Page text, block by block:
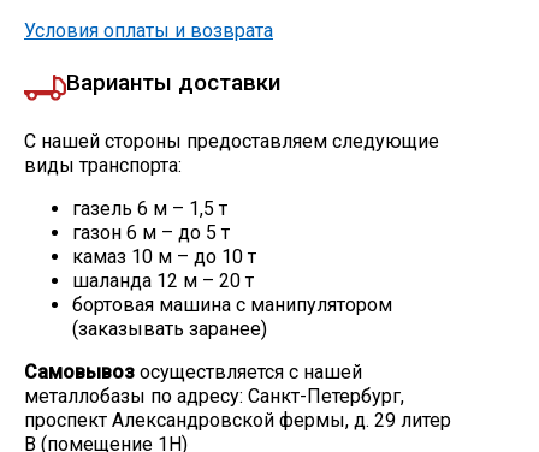
Условия оплаты и возврата
Варианты доставки
С нашей стороны предоставляем следующие
виды транспорта:
газель 6 м – 1,5 т
газон 6 м – до 5 т
камаз 10 м – до 10 т
шаланда 12 м – 20 т
бортовая машина с манипулятором
(заказывать заранее)
Самовывоз осуществляется с нашей
металлобазы по адресу: Санкт-Петербург,
проспект Александровской фермы, д. 29 литер
В (помещение 1Н)